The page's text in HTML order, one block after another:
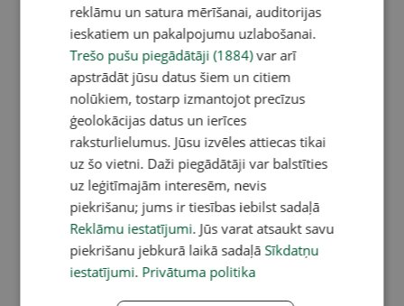
reklāmu un satura mērīšanai, auditorijas
ieskatiem un pakalpojumu uzlabošanai.
Trešo pušu piegādātāji (1884)var arī
apstrādāt jūsu datus šiem un citiem
nolūkiem, tostarp izmantojot precīzus
ģeolokācijas datus un ierīces
raksturlielumus. Jūsu izvēles attiecas tikai
uz šo vietni. Daži piegādātāji var balstīties
uz leģitīmajām interesēm, nevis
piekrišanu; jums ir tiesības iebilst sadaļā
Reklāmu iestatījumi. Jūs varat atsaukt savu
piekrišanu jebkurā laikā sadaļā Sīkdatņu
iestatījumi. Privātuma politika